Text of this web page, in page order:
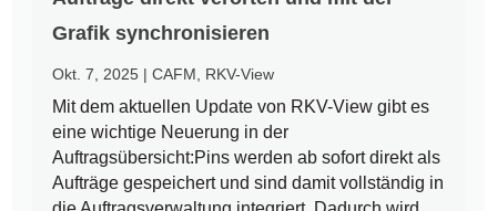
Grafik synchronisieren
Okt. 7, 2025 |CAFM RKV-View
Mit dem aktuellen Update von RKV-View gibt es
eine wichtige Neuerung in der
Auftragsübersicht:Pins werden ab sofort direkt als
Aufträge gespeichert und sind damit vollständig in